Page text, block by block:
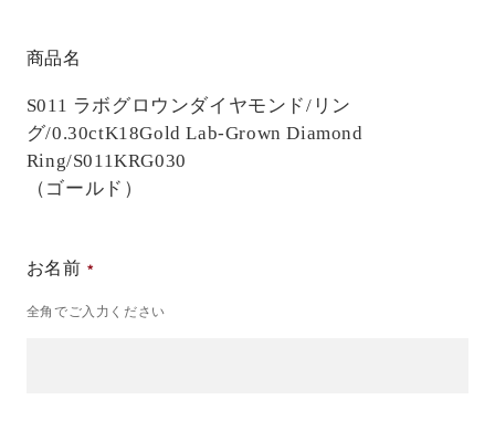
商品名
S011 ラボグロウンダイヤモンド/リン
グ/0.30ctK18Gold Lab-Grown Diamond
Ring/S011KRG030
（ゴールド）
お名前
全角でご入力ください